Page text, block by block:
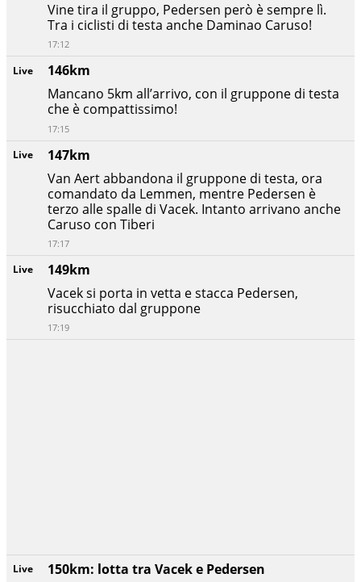
Live
150km: lotta tra Vacek e Pedersen
Live
149km
Vacek si porta in vetta e stacca Pedersen,
risucchiato dal gruppone
17:19
Live
147km
Van Aert abbandona il gruppone di testa, ora
comandato da Lemmen, mentre Pedersen è
terzo alle spalle di Vacek. Intanto arrivano anche
Caruso con Tiberi
17:17
Live
146km
Mancano 5km all’arrivo, con il gruppone di testa
che è compattissimo!
17:15
Vine tira il gruppo, Pedersen però è sempre lì.
Tra i ciclisti di testa anche Daminao Caruso!
17:12